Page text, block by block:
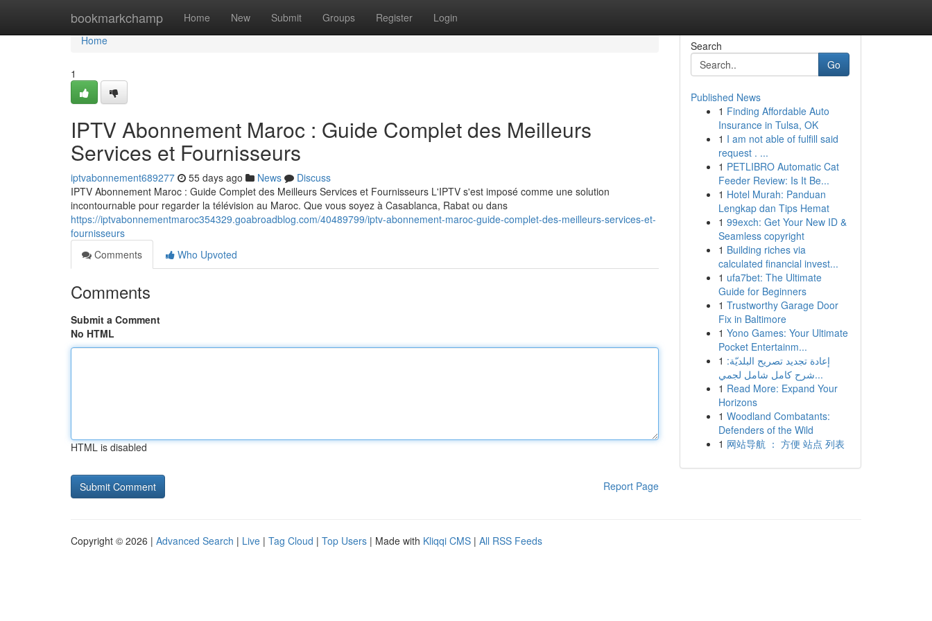
bookmarkchamp Home New Submit Groups Register Login
Home
Home
1
IPTV Abonnement Maroc : Guide Complet des Meilleurs
Services et Fournisseurs
iptvabonnement689277 55 days ago News
Discuss
IPTV Abonnement Maroc : Guide Complet des Meilleurs Services et Fournisseurs L'IPTV s'est imposé comme une solution
incontournable pour regarder la télévision au Maroc. Que vous soyez à Casablanca, Rabat ou dans
https://iptvabonnementmaroc354329.goabroadblog.com/40489799/iptv-abonnement-maroc-guide-complet-des-meilleurs-services-et-
fournisseurs
Comments
Who Upvoted
Comments
Submit a Comment
No HTML
HTML is disabled
Report Page
Search
Go
Published News
1 Finding Affordable Auto
Insurance in Tulsa, OK
1 I am not able of fulfill said
request . ...
1 PETLIBRO Automatic Cat
Feeder Review: Is It Be...
1 Hotel Murah: Panduan
Lengkap dan Tips Hemat
1 99exch: Get Your New ID &
Seamless copyright
1 Building riches via
calculated financial invest...
1 ufa7bet: The Ultimate
Guide for Beginners
1 Trustworthy Garage Door
Fix in Baltimore
1 Yono Games: Your Ultimate
Pocket Entertainm...
1 إعادة تجديد تصريح البلديّة:
شرح كامل شامل لجمي...
1 Read More: Expand Your
Horizons
1 Woodland Combatants:
Defenders of the Wild
1 网站导航 ： 方便 站点 列表
Copyright © 2026 | Advanced Search | Live | Tag Cloud | Top Users | Made with Kliqqi CMS | All RSS Feeds